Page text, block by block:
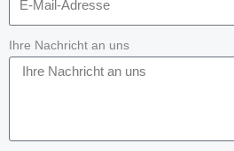
Ihre Nachricht an uns